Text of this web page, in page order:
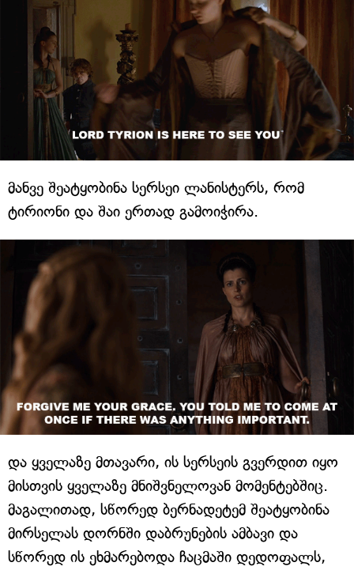
მანვე შეატყობინა სერსეი ლანისტერს, რომ
ტირიონი და შაი ერთად გამოიჭირა.
და ყველაზე მთავარი, ის სერსეის გვერდით იყო
მისთვის ყველაზე მნიშვნელოვან მომენტებშიც.
მაგალითად, სწორედ ბერნადეტემ შეატყობინა
მირსელას დორნში დაბრუნების ამბავი და
სწორედ ის ეხმარებოდა ჩაცმაში დედოფალს,